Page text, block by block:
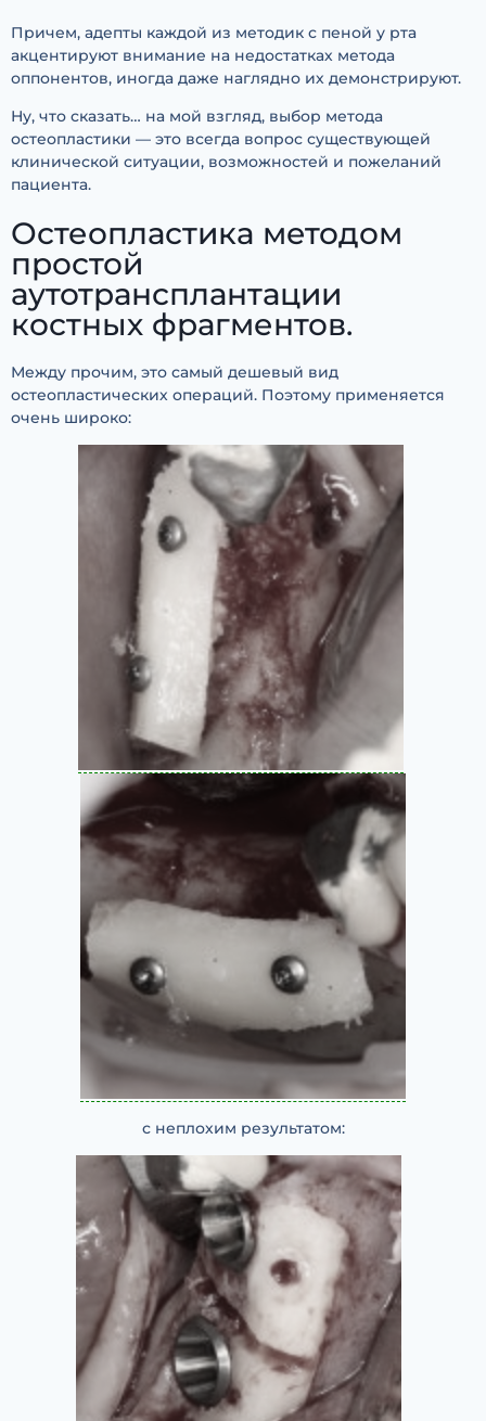
Причем, адепты каждой из методик с пеной у рта
акцентируют внимание на недостатках метода
оппонентов, иногда даже наглядно их демонстрируют.
Ну, что сказать… на мой взгляд, выбор метода
остеопластики — это всегда вопрос существующей
клинической ситуации, возможностей и пожеланий
пациента.
Остеопластика методом
простой
аутотрансплантации
костных фрагментов.
Между прочим, это самый дешевый вид
остеопластических операций. Поэтому применяется
очень широко:
с неплохим результатом: